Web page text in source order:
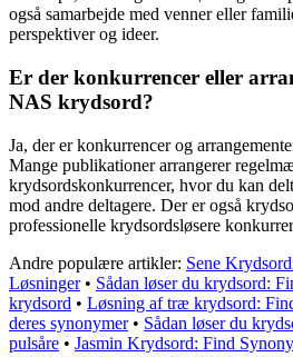
også samarbejde med venner eller
perspektiver og ideer.
Er der konkurrencer eller
NAS krydsord?
Ja, der er konkurrencer og
Mange publikationer arrangerer
krydsordskonkurrencer, hvor du kan
mod andre deltagere. Der er også
professionelle krydsordsløsere
Andre populære artikler: Sene
Løsninger• Sådan løser du krydsord:
krydsord • Løsning af træ krydsord:
deres synonymer• Sådan løser du
pulsåre • Jasmin Krydsord: Find